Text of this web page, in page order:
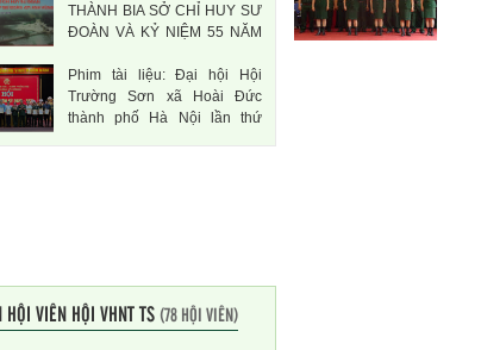
THÀNH BIA SỞ CHỈ HUY SƯ
ĐOÀN VÀ KỶ NIỆM 55 NĂM
ANH HÙNG
Phim tài liệu: Đại hội Hội
Trường Sơn xã Hoài Đức
thành phố Hà Nội lần thứ
HỘI VIÊN HỘI VHNT TS(78 HỘI VIÊN)